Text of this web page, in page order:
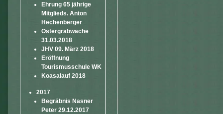
Ehrung 65 jährige
Mitglieds. Anton
Hechenberger
Ostergrabwache
31.03.2018
JHV 09. März 2018
Eröffnung
Tourismusschule WK
Koasalauf 2018
2017
Begräbnis Nasner
Peter 29.12.2017